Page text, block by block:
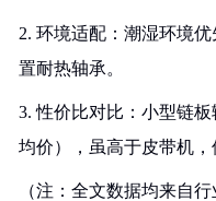
2. 环境适配：潮湿环境
置耐热轴承。
3. 性价比对比：小型链
均价），虽高于皮带机，
（注：全文数据均来自